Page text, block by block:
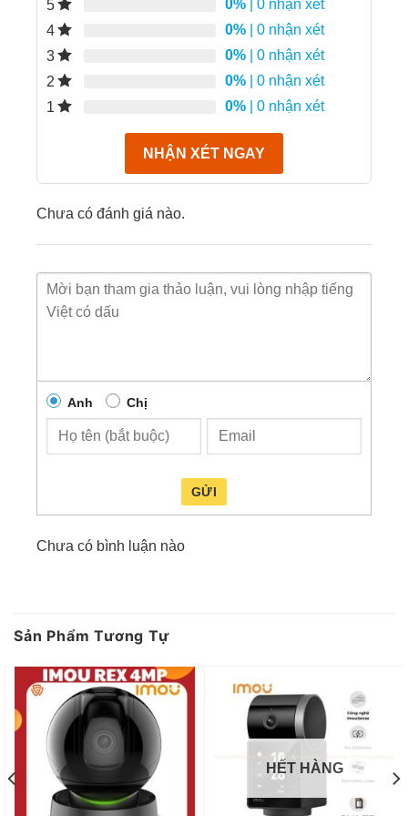
256GB), đầu ghi NVR hoặc Cloud server.
Chuẩn nén hình ảnh H.265 giúp tiết kiệm dung
lượng lưu trữ.
Đánh giá Camera IP 1080P Imou Cue
Camera imou chụp ngang
HD (1920×1080) rõ nét. Ngay cả trong điều kiện
nhờ có sự hỗ trợ của thiết bị hồng ngoại trong cấu
tạo camera.
Dòng Imou nói chung sử dụng thẻ nhớ lên tới
256GB và không phải lo lắng nhiều về tình load
hình chậm. Chuẩn nén H.65 giúp tiết kiệm 50%
5 0% | 0 nhận xét
4
0% | 0 nhận xét
3
0% | 0 nhận xét
2
0% | 0 nhận xét
1
0% | 0 nhận xét
NHẬN XÉT NGAY
Chưa có đánh giá nào.
Anh Chị
GỬI
Chưa có bình luận nào
Sản Phẩm Tương Tự
HẾT HÀNG